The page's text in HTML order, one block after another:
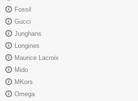
Fossil
Gucci
Junghans
Longines
Maurice Lacroix
Mido
MKors
Omega